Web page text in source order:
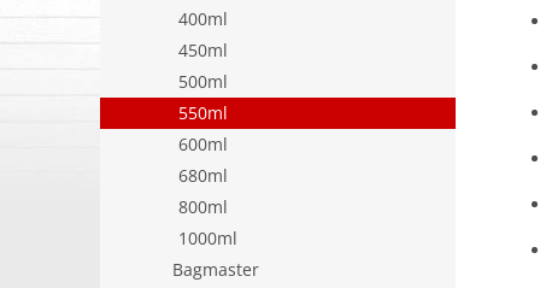
400ml
450ml
500ml
550ml
600ml
680ml
800ml
1000ml
Bagmaster